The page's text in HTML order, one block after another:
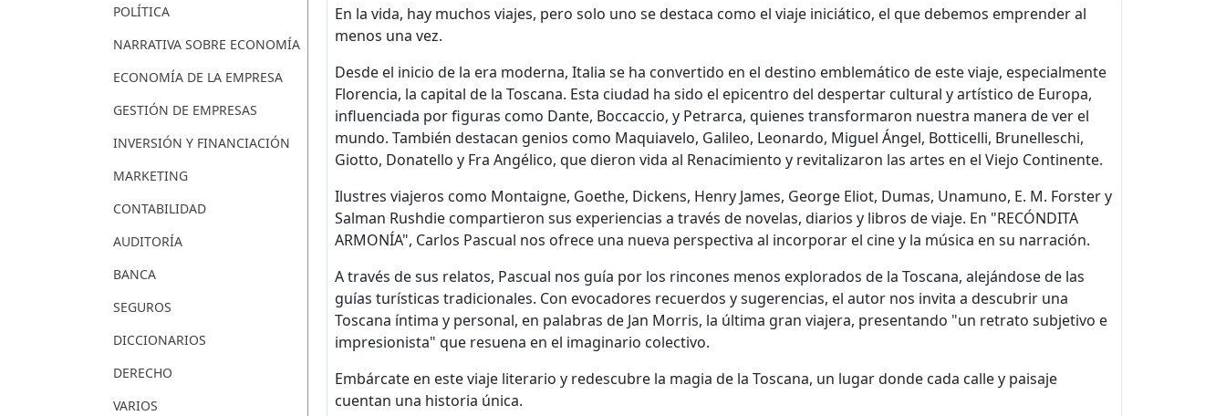
POLÍTICA
NARRATIVA SOBRE ECONOMÍA
ECONOMÍA DE LA EMPRESA
GESTIÓN DE EMPRESAS
INVERSIÓN Y FINANCIACIÓN
MARKETING
CONTABILIDAD
AUDITORÍA
BANCA
SEGUROS
DICCIONARIOS
DERECHO
VARIOS
En la vida, hay muchos viajes, pero solo uno se destaca como el viaje iniciático, el que debemos emprender al
menos una vez.
Desde el inicio de la era moderna, Italia se ha convertido en el destino emblemático de este viaje, especialmente
Florencia, la capital de la Toscana. Esta ciudad ha sido el epicentro del despertar cultural y artístico de Europa,
influenciada por figuras como Dante, Boccaccio, y Petrarca, quienes transformaron nuestra manera de ver el
mundo. También destacan genios como Maquiavelo, Galileo, Leonardo, Miguel Ángel, Botticelli, Brunelleschi,
Giotto, Donatello y Fra Angélico, que dieron vida al Renacimiento y revitalizaron las artes en el Viejo Continente.
Ilustres viajeros como Montaigne, Goethe, Dickens, Henry James, George Eliot, Dumas, Unamuno, E. M. Forster y
Salman Rushdie compartieron sus experiencias a través de novelas, diarios y libros de viaje. En "RECÓNDITA
ARMONÍA", Carlos Pascual nos ofrece una nueva perspectiva al incorporar el cine y la música en su narración.
A través de sus relatos, Pascual nos guía por los rincones menos explorados de la Toscana, alejándose de las
guías turísticas tradicionales. Con evocadores recuerdos y sugerencias, el autor nos invita a descubrir una
Toscana íntima y personal, en palabras de Jan Morris, la última gran viajera, presentando "un retrato subjetivo e
impresionista" que resuena en el imaginario colectivo.
Embárcate en este viaje literario y redescubre la magia de la Toscana, un lugar donde cada calle y paisaje
cuentan una historia única.